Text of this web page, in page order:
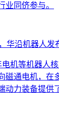
业同侪参与。
华沿机器人发
机等机器人
磁通电机，在
动力装备提供